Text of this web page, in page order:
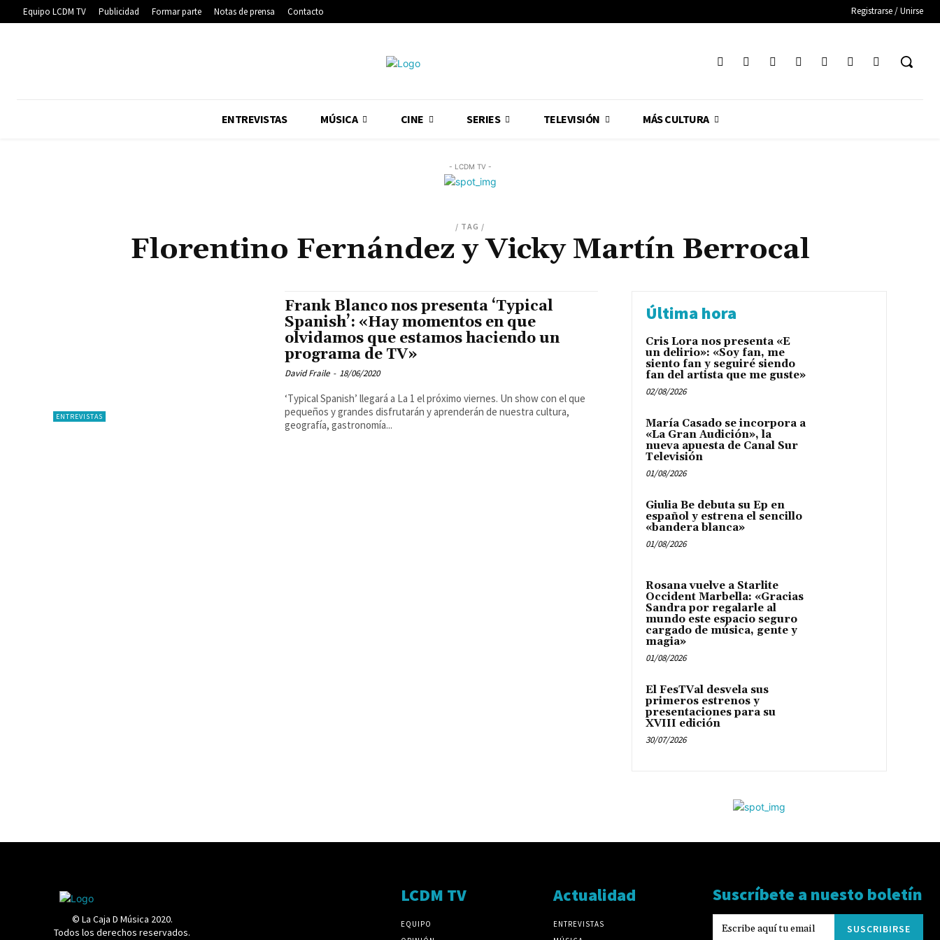
Equipo LCDM TV Publicidad Formar parte Notas de prensa Contacto Registrarse / Unirse
ENTREVISTAS MÚSICA CINE SERIES TELEVISIÓN MÁS CULTURA
- LCDM TV -
/ TAG /
Florentino Fernández y Vicky Martín Berrocal
ENTREVISTAS
Frank Blanco nos presenta ‘Typical
Spanish’: «Hay momentos en que
olvidamos que estamos haciendo un
programa de TV»
David Fraile - 18/06/2020
‘Typical Spanish’ llegará a La 1 el próximo viernes. Un show con el que
pequeños y grandes disfrutarán y aprenderán de nuestra cultura,
geografía, gastronomía...
Última hora
Cris Lora nos presenta «E
un delirio»: «Soy fan, me
siento fan y seguiré siendo
fan del artista que me guste»
02/08/2026
María Casado se incorpora a
«La Gran Audición», la
nueva apuesta de Canal Sur
Televisión
01/08/2026
Giulia Be debuta su Ep en
español y estrena el sencillo
«bandera blanca»
01/08/2026
Rosana vuelve a Starlite
Occident Marbella: «Gracias
Sandra por regalarle al
mundo este espacio seguro
cargado de música, gente y
magia»
01/08/2026
El FesTVal desvela sus
primeros estrenos y
presentaciones para su
XVIII edición
30/07/2026
© La Caja D Música 2020.
Todos los derechos reservados.
LCDM TV
EQUIPO
Actualidad
ENTREVISTAS
Suscríbete a nuesto boletín
SUSCRIBIRSE